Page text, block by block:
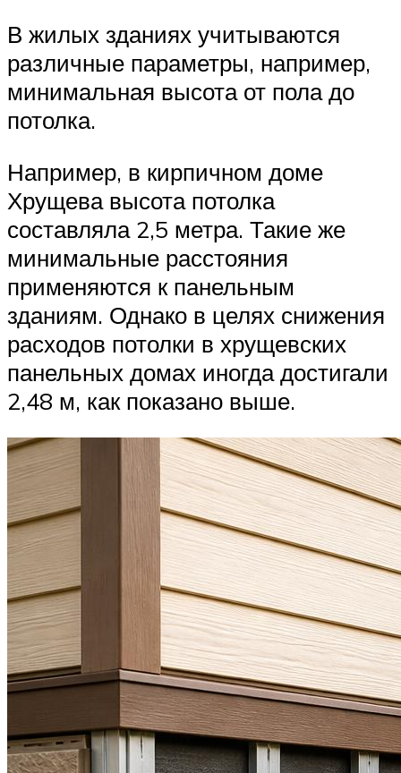
В жилых зданиях учитываются
различные параметры, например,
минимальная высота от пола до
потолка.
Например, в кирпичном доме
Хрущева высота потолка
составляла 2,5 метра. Такие же
минимальные расстояния
применяются к панельным
зданиям. Однако в целях снижения
расходов потолки в хрущевских
панельных домах иногда достигали
2,48 м, как показано выше.